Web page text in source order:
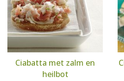
Ciabatta met zalm en
heilbot